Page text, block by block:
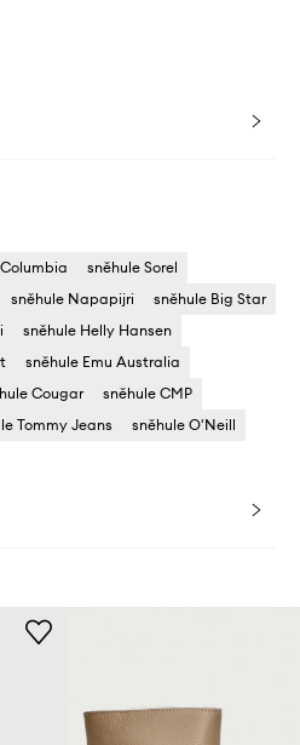
sněhule Sorel
sněhule Napapijri
sněhule Big Star
sněhule Helly Hansen
sněhule Emu Australia
Cougar
sněhule CMP
Tommy Jeans
sněhule O'Neill